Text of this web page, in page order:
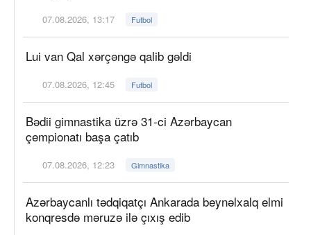
07.08.2026, 13:17 Futbol
Lui van Qal xərçəngə qalib gəldi
07.08.2026, 12:45 Futbol
Bədii gimnastika üzrə 31-ci Azərbaycan
çempionatı başa çatıb
07.08.2026, 12:23 Gimnastika
Azərbaycanlı tədqiqatçı Ankarada beynəlxalq elmi
konqresdə məruzə ilə çıxış edib